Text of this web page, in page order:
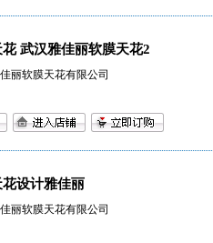
武汉雅佳丽软膜天花2
丽软膜天花有限公司
设计雅佳丽
丽软膜天花有限公司